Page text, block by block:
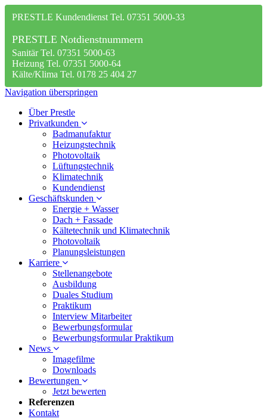
PRESTLE Kundendienst Tel. 07351 5000-33
PRESTLE Notdienstnummern
Sanitär Tel. 07351 5000-63
Heizung Tel. 07351 5000-64
Kälte/Klima Tel. 0178 25 404 27
Navigation überspringen
Über Prestle
Privatkunden
Badmanufaktur
Heizungstechnik
Photovoltaik
Lüftungstechnik
Klimatechnik
Kundendienst
Geschäftskunden
Energie + Wasser
Dach + Fassade
Kältetechnik und Klimatechnik
Photovoltaik
Planungsleistungen
Karriere
Stellenangebote
Ausbildung
Duales Studium
Praktikum
Interview Mitarbeiter
Bewerbungsformular
Bewerbungsformular Praktikum
News
Imagefilme
Downloads
Bewertungen
Jetzt bewerten
Referenzen
Kontakt